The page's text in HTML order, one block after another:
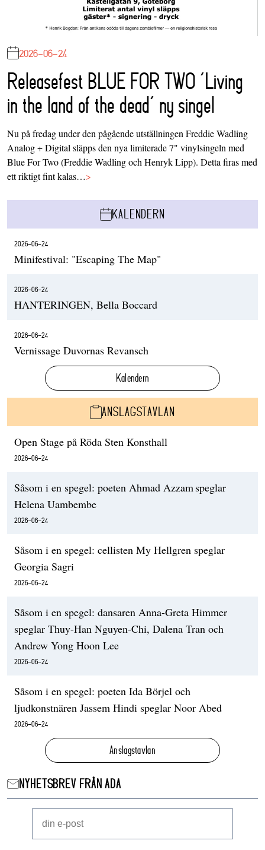
2026-06-24
Releasefest BLUE FOR TWO ‘Living
in the land of the dead’ ny singel
Nu på fredag under den pågående utställningen Freddie Wadling
Analog + Digital släpps den nya limiterade 7" vinylsingeln med
Blue For Two (Freddie Wadling och Henryk Lipp). Detta firas med
ett riktigt fint kalas…>
KALENDERN
2026-06-24
Minifestival: "Escaping The Map"
2026-06-24
HANTERINGEN, Bella Boccard
2026-06-24
Vernissage Duvornas Revansch
Kalendern
ANSLAGSTAVLAN
Open Stage på Röda Sten Konsthall
2026-06-24
Såsom i en spegel: poeten Ahmad Azzam speglar
Helena Uambembe
2026-06-24
Såsom i en spegel: cellisten My Hellgren speglar
Georgia Sagri
2026-06-24
Såsom i en spegel: dansaren Anna-Greta Himmer
speglar Thuy-Han Nguyen-Chi, Dalena Tran och
Andrew Yong Hoon Lee
2026-06-24
Såsom i en spegel: poeten Ida Börjel och
ljudkonstnären Jassem Hindi speglar Noor Abed
2026-06-24
Anslagstavlan
NYHETSBREV FRÅN ADA